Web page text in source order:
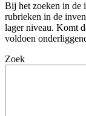
Bij het zoeken in de
rubrieken in de
lager niveau. Komt
voldoen
Zoek